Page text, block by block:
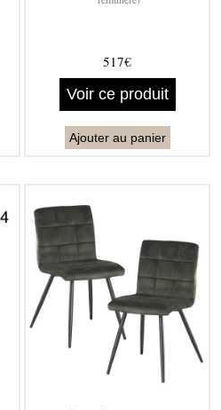
517€
Voir ce produit
Ajouter au panier